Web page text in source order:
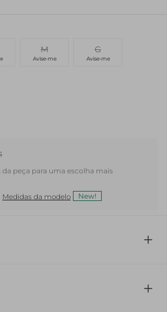
M
Avise-me
G
Avise-me
peça para uma escolha mais
Medidas da modelo New!